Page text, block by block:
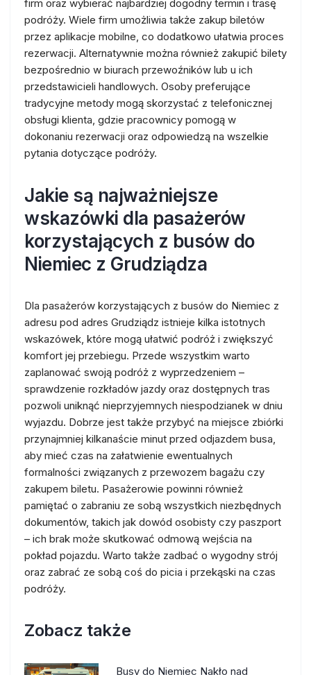
firm oraz wybierać najbardziej dogodny termin i trasę
podróży. Wiele firm umożliwia także zakup biletów
przez aplikacje mobilne, co dodatkowo ułatwia proces
rezerwacji. Alternatywnie można również zakupić bilety
bezpośrednio w biurach przewoźników lub u ich
przedstawicieli handlowych. Osoby preferujące
tradycyjne metody mogą skorzystać z telefonicznej
obsługi klienta, gdzie pracownicy pomogą w
dokonaniu rezerwacji oraz odpowiedzą na wszelkie
pytania dotyczące podróży.
Jakie są najważniejsze
wskazówki dla pasażerów
korzystających z busów do
Niemiec z Grudziądza
Dla pasażerów korzystających z busów do Niemiec z
adresu pod adres Grudziądz istnieje kilka istotnych
wskazówek, które mogą ułatwić podróż i zwiększyć
komfort jej przebiegu. Przede wszystkim warto
zaplanować swoją podróż z wyprzedzeniem –
sprawdzenie rozkładów jazdy oraz dostępnych tras
pozwoli uniknąć nieprzyjemnych niespodzianek w dniu
wyjazdu. Dobrze jest także przybyć na miejsce zbiórki
przynajmniej kilkanaście minut przed odjazdem busa,
aby mieć czas na załatwienie ewentualnych
formalności związanych z przewozem bagażu czy
zakupem biletu. Pasażerowie powinni również
pamiętać o zabraniu ze sobą wszystkich niezbędnych
dokumentów, takich jak dowód osobisty czy paszport
– ich brak może skutkować odmową wejścia na
pokład pojazdu. Warto także zadbać o wygodny strój
oraz zabrać ze sobą coś do picia i przekąski na czas
podróży.
Zobacz także
Busy do Niemiec Nakło nad